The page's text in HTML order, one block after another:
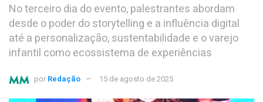
No terceiro dia do evento, palestrantes abordam
desde o poder do storytelling e a influência digital
até a personalização, sustentabilidade e o varejo
infantil como ecossistema de experiências
por Redação 15 de agosto de 2025